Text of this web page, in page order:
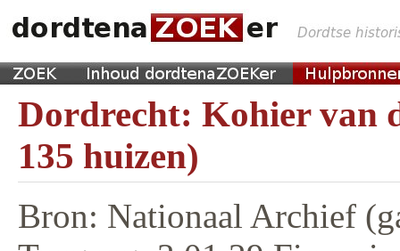
Dordrecht: Kohier van
135 huizen)
Bron: Nationaal Archief